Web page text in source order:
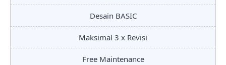
Desain BASIC
Maksimal 3 x Revisi
Free Maintenance